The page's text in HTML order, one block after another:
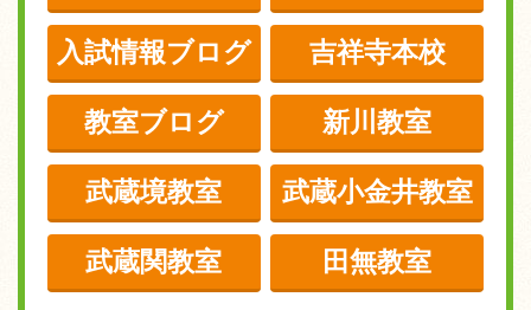
入試情報ブログ 吉祥寺本校
教室ブログ 新川教室
武蔵境教室 武蔵小金井教室
武蔵関教室 田無教室